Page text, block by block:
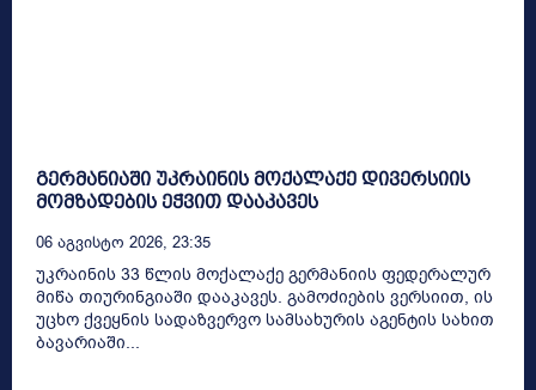
გერმანიაში უკრაინის მოქალაქე დივერსიის
მომზადების ეჭვით დააკავეს
06 Აგვისტო 2026, 23:35
უკრაინის 33 წლის მოქალაქე გერმანიის ფედერალურ
მიწა თიურინგიაში დააკავეს. გამოძიების ვერსიით, ის
უცხო ქვეყნის სადაზვერვო სამსახურის აგენტის სახით
ბავარიაში...